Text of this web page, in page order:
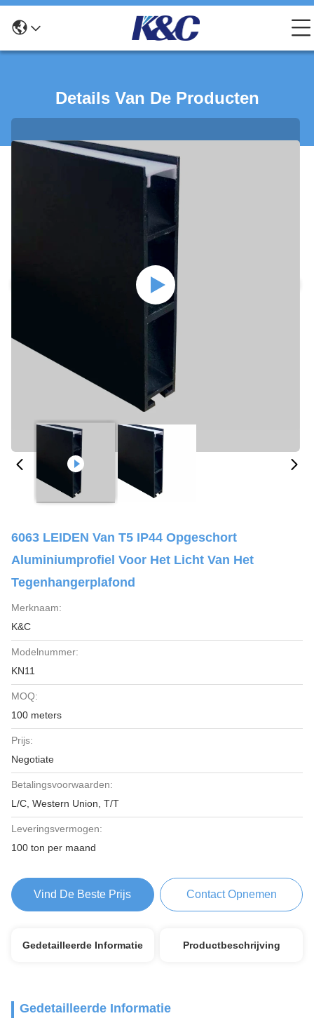
Details Van De Producten
6063 LEIDEN Van T5 IP44 Opgeschort
Aluminiumprofiel Voor Het Licht Van Het
Tegenhangerplafond
Merknaam:
K&C
Modelnummer:
KN11
MOQ:
100 meters
Prijs:
Negotiate
Betalingsvoorwaarden:
L/C, Western Union, T/T
Leveringsvermogen:
100 ton per maand
Vind De Beste Prijs Contact Opnemen
Gedetailleerde Informatie Productbeschrijving
Gedetailleerde Informatie